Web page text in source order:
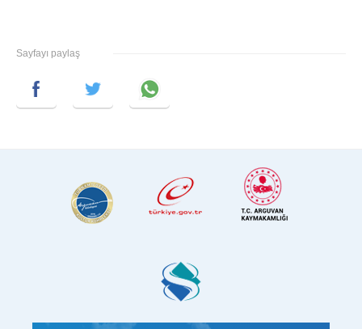
Sayfayı paylaş